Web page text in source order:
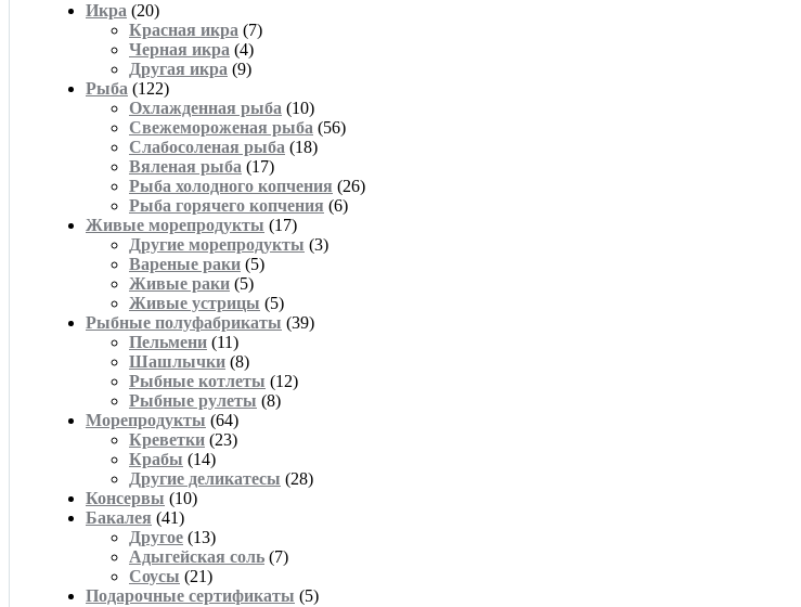
Икра (20)
Красная икра (7)
Черная икра (4)
Другая икра (9)
Рыба (122)
Охлажденная рыба (10)
Свежемороженая рыба (56)
Слабосоленая рыба (18)
Вяленая рыба (17)
Рыба холодного копчения (26)
Рыба горячего копчения (6)
Живые морепродукты (17)
Другие морепродукты (3)
Вареные раки (5)
Живые раки (5)
Живые устрицы (5)
Рыбные полуфабрикаты (39)
Пельмени (11)
Шашлычки (8)
Рыбные котлеты (12)
Рыбные рулеты (8)
Морепродукты (64)
Креветки (23)
Крабы (14)
Другие деликатесы (28)
Консервы (10)
Бакалея (41)
Другое (13)
Адыгейская соль (7)
Соусы (21)
Подарочные сертификаты (5)